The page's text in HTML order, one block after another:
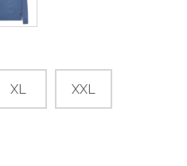
XL XXL